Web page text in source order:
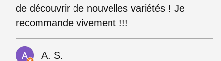
de découvrir de nouvelles variétés ! Je
recommande vivement !!!
A. S.